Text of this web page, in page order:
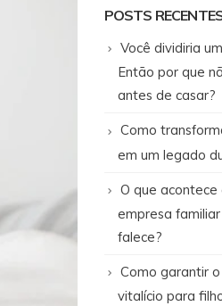
POSTS
Você dividiria
Então por que
antes de casar?
Como
em um legado
O que
empresa
falece?
Como garantir
vitalício para